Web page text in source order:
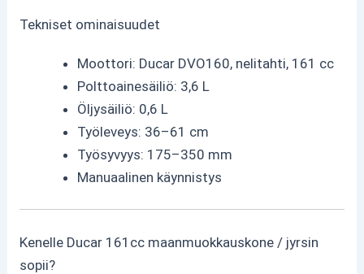
Tekniset ominaisuudet
Moottori: Ducar DVO160, nelitahti, 161 cc
Polttoainesäiliö: 3,6 L
Öljysäiliö: 0,6 L
Työleveys: 36–61 cm
Työsyvyys: 175–350 mm
Manuaalinen käynnistys
Kenelle Ducar 161cc maanmuokkauskone / jyrsin
sopii?